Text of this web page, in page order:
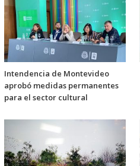
Intendencia de Montevideo
aprobó medidas permanentes
para el sector cultural